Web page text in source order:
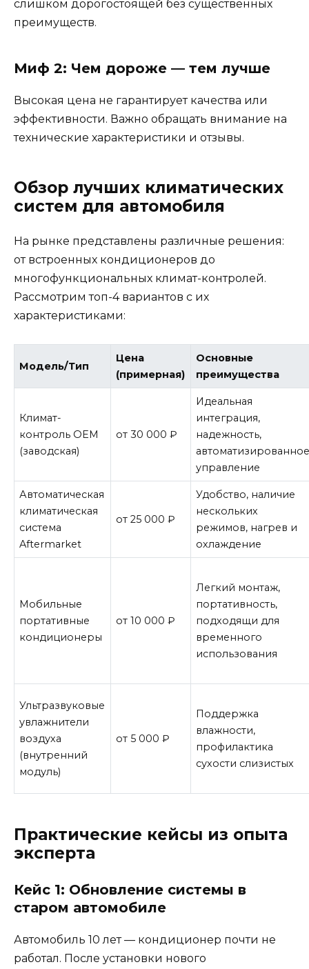
слишком дорогостоящей без существенных
преимуществ.
Миф 2: Чем дороже — тем лучше
Высокая цена не гарантирует качества или
эффективности. Важно обращать внимание на
технические характеристики и отзывы.
Обзор лучших климатических
систем для автомобиля
На рынке представлены различные решения:
от встроенных кондиционеров до
многофункциональных климат-контролей.
Рассмотрим топ-4 вариантов с их
характеристиками:
Модель/Тип
Цена
(примерная)
Основные
преимущества
Климат-
контроль OEM
(заводская)
от 30 000 ₽
Идеальная
интеграция,
надежность,
управление
Автоматическая
климатическая
система
Aftermarket
от 25 000 ₽
Удобство, наличие
нескольких
режимов, нагрев и
охлаждение
Мобильные
портативные
кондиционеры
от 10 000 ₽
Легкий монтаж,
портативность,
подходящи для
временного
использования
Ультразвуковые
увлажнители
воздуха
(внутренний
модуль)
от 5 000 ₽
Поддержка
влажности,
профилактика
сухости слизистых
Практические кейсы из опыта
эксперта
Кейс 1: Обновление системы в
старом автомобиле
Автомобиль 10 лет — кондиционер почти не
работал. После установки нового